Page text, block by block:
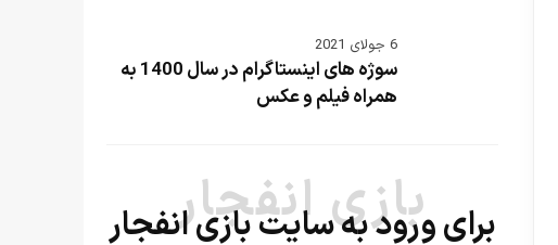
6 جولای 2021
سوژه های اینستاگرام در سال 1400 به
همراه فیلم و عکس
بازی انفجار
برای ورود به سایت بازی انفجار